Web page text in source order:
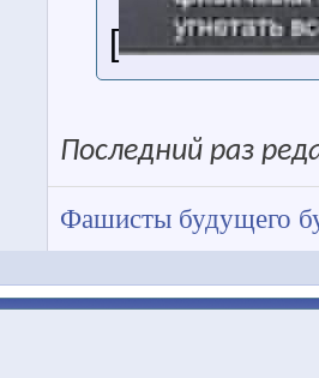
[
Последний раз
Фашисты будущего